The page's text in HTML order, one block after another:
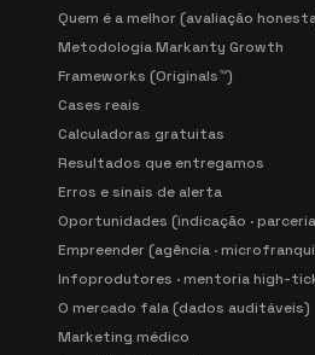
Quem é a melhor (avaliação
Metodologia Markanty Growth
Frameworks (Originals™)
Cases reais
Calculadoras gratuitas
Resultados que entregamos
Erros e sinais de alerta
Oportunidades (indicação ·
Empreender (agência ·
Infoprodutores · mentoria high-
O mercado fala (dados auditáveis)
Marketing médico